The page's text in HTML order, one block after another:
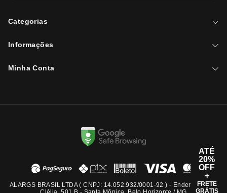
Categorias
Informações
Minha Conta
ALARGS BRASIL LTDA ( CNPJ: 14.052.932/0001-92 ) - Endereço: Rua
ATÉ
20%
OFF
+
FRETE
GRÁTIS